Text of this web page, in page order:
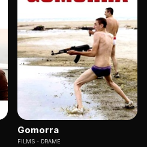
Gomorra
FILMS DRAME